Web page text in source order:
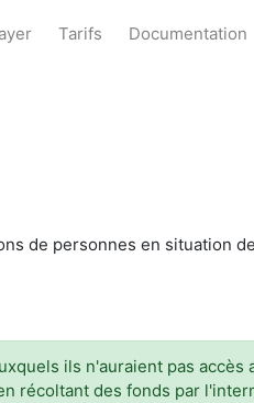
Tarifs Documentation
de personnes en situation
ils n'auraient pas
récoltant des fonds par